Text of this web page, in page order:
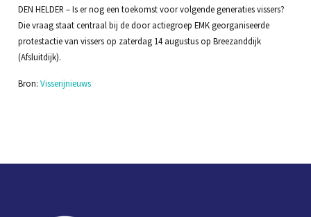
DEN HELDER – Is er nog een toekomst voor volgende generaties vissers?
Die vraag staat centraal bij de door actiegroep EMK georganiseerde
protestactie van vissers op zaterdag 14 augustus op Breezanddijk
(Afsluitdijk).
Bron: Visserijnieuws